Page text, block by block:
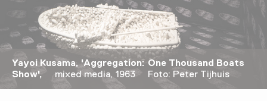
Yayoi Kusama, 'Aggregation: One Thousand Boats
Show',
mixed media, 1963 Foto: Peter Tijhuis